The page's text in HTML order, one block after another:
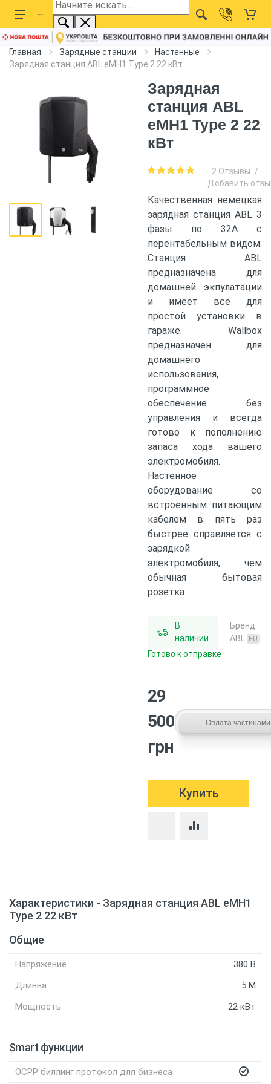
Главная Зарядные станции
Настенные
Зарядная станция ABL eMH1 Type 2 22 кВт
Зарядная
станция ABL
eMH1 Type 2 22
кВт
2 Отзывы /
Добавить
Качественная немецкая
зарядная станция ABL 3
фазы по 32А с
перентабельным видом.
Станция ABL
предназначена для
домашней экпулатации
и имеет все для
простой установки в
гараже. Wallbox
предназначен для
домашнего
использования,
программное
обеспечение без
управления и всегда
готово к пополнению
запаса хода вашего
электромобиля.
Настенное
оборудование со
встроенным питающим
кабелем в пять раз
быстрее справляется с
зарядкой
электромобиля, чем
обычная бытовая
розетка.
В
наличии
Бренд:
ABL
EU
Готово к отправке
29
500
грн
Характеристики - Зарядная станция ABL eMH1
Type 2 22 кВт
Общие
Напряжение
380 В
Длинна
5 M
Мощность
22 кВт
Smart функции
OCPP биллинг протокол для бизнеса